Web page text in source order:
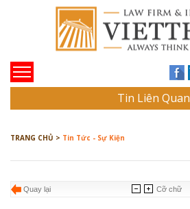
Tin Liên Quan
TRANG CHỦ > Tin Tức - Sự Kiện
Quay lại Cỡ chữ